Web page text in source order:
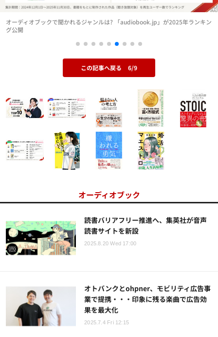
オーディオブックで聞かれるジャンルは? 「audiobook.jp」が2025年ランキン
グ公開
この記事へ戻る 6/9
オーディオブック
読書バリアフリー推進へ、集英社が音声
読書サイトを新設
2025.8.20 Wed 17:00
オトバンクとohpner、モビリティ広告事
業で提携・・・印象に残る楽曲で広告効
果を最大化
2025.7.4 Fri 12:15